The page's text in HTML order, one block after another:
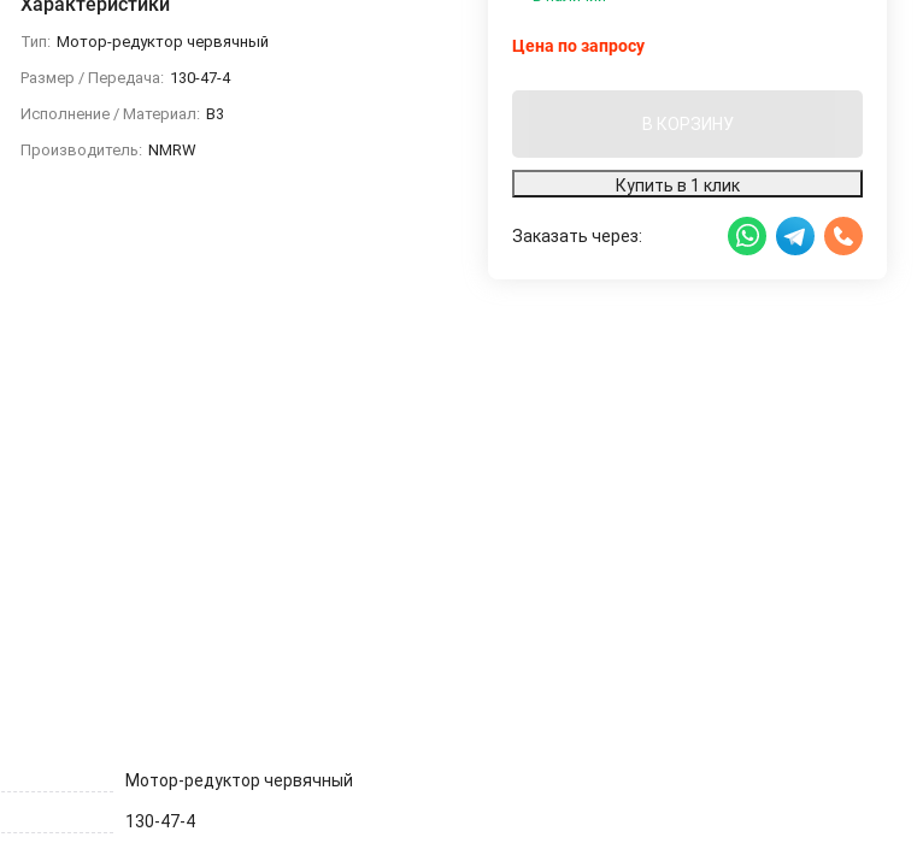
Тип: Мотор-редуктор червячный
Размер / Передача: 130-47-4
Исполнение / Материал: B3
Производитель: NMRW
Цена по запросу
В КОРЗИНУ
Купить в 1 клик
Заказать через:
Мотор-редуктор червячный
130-47-4